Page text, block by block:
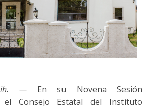
—En su Novena Sesión
el Consejo Estatal del Instituto